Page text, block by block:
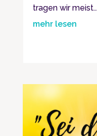
tragen wir meist...
mehr lesen